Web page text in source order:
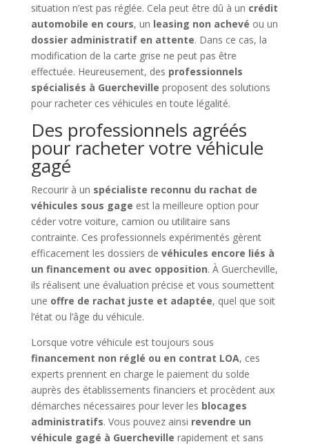
situation n’est pas réglée. Cela peut être dû à un crédit
automobile en cours, un leasing non achevé ou un
dossier administratif en attente. Dans ce cas, la
modification de la carte grise ne peut pas être
effectuée. Heureusement, des professionnels
spécialisés à Guercheville proposent des solutions
pour racheter ces véhicules en toute légalité.
Des professionnels agréés
pour racheter votre véhicule
gagé
Recourir à un spécialiste reconnu du rachat de
véhicules sous gage est la meilleure option pour
céder votre voiture, camion ou utilitaire sans
contrainte. Ces professionnels expérimentés gèrent
efficacement les dossiers de véhicules encore liés à
un financement ou avec opposition. À Guercheville,
ils réalisent une évaluation précise et vous soumettent
une offre de rachat juste et adaptée, quel que soit
l’état ou l’âge du véhicule.
Lorsque votre véhicule est toujours sous
financement non réglé ou en contrat LOA, ces
experts prennent en charge le paiement du solde
auprès des établissements financiers et procèdent aux
démarches nécessaires pour lever les blocages
administratifs. Vous pouvez ainsi revendre un
véhicule gagé à Guercheville rapidement et sans